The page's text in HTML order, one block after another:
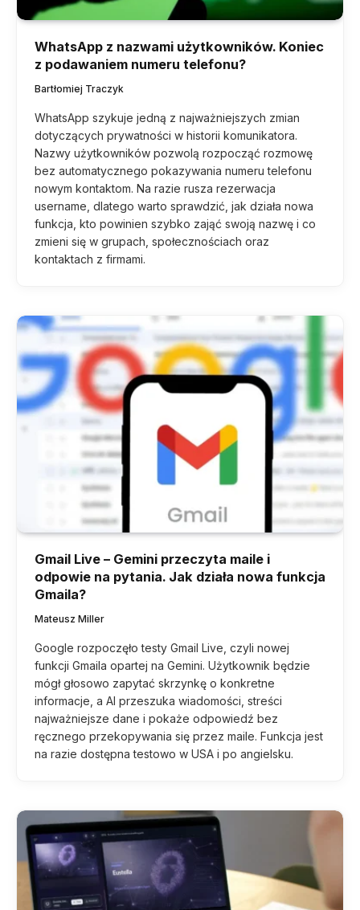
WhatsApp z nazwami użytkowników. Koniec
z podawaniem numeru telefonu?
Bartłomiej Traczyk
WhatsApp szykuje jedną z najważniejszych zmian
dotyczących prywatności w historii komunikatora.
Nazwy użytkowników pozwolą rozpocząć rozmowę
bez automatycznego pokazywania numeru telefonu
nowym kontaktom. Na razie rusza rezerwacja
username, dlatego warto sprawdzić, jak działa nowa
funkcja, kto powinien szybko zająć swoją nazwę i co
zmieni się w grupach, społecznościach oraz
kontaktach z firmami.
Gmail Live – Gemini przeczyta maile i
odpowie na pytania. Jak działa nowa funkcja
Gmaila?
Mateusz Miller
Google rozpoczęło testy Gmail Live, czyli nowej
funkcji Gmaila opartej na Gemini. Użytkownik będzie
mógł głosowo zapytać skrzynkę o konkretne
informacje, a AI przeszuka wiadomości, streści
najważniejsze dane i pokaże odpowiedź bez
ręcznego przekopywania się przez maile. Funkcja jest
na razie dostępna testowo w USA i po angielsku.